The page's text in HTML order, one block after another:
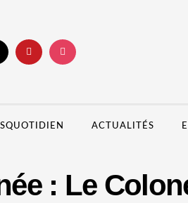
ACTUALITÉS
: Le